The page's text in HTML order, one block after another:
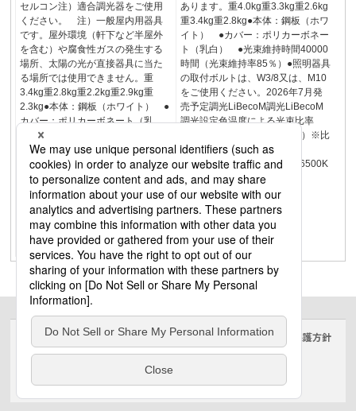
セルコン注）適合調光器をご使用
ください。 注）一般屋内用器具
です。屋外環境（軒下など半屋外
を含む）や腐食性ガスの発生する
場所、太陽の光が直接器具に当た
る場所では使用できません。重
3.4kg重2.8kg重2.2kg重2.9kg重
2.3kg●本体：鋼板（ホワイト） ●
カバー：ポリカーボネート（乳
白） ●光束維持時間40000時間
（光束維持率85％）●照明器具の取
付ボルトは、W3/8又は、M10をご
使用ください。調光2026年7月発
売予定LiBecoM調光LiBecoM調光
設定色温度による光束比率
（5000Kを100%とした場合）※比
率曲線はイメージです。
2700K0501004000K5000K6500K
あります。重4.0kg重3.3kg重2.6kg
重3.4kg重2.8kg●本体：鋼板（ホワ
イト） ●カバー：ポリカーボネー
ト（乳白） ●光束維持時間40000
時間（光束維持率85％）●照明器具
の取付ボルトは、W3/8又は、M10
をご使用ください。2026年7月発
売予定調光LiBecoM調光LiBecoM
調光設定色温度による光束比率
（5000Kを100%とした場合）※比
率曲線はイメージです。
2700K0501004000K5000K6500K
サイトのご利用にあたって クッキーポリシー 個人情報保護方針
電気・建築設備（ビジネス）
© Panasonic Electric Works Co., Ltd.